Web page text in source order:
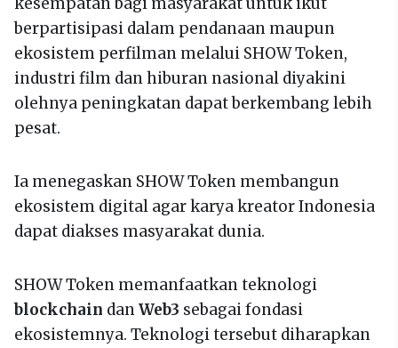
berpartisipasi dalam pendanaan maupun
ekosistem perfilman melalui SHOW Token,
industri film dan hiburan nasional diyakini
olehnya peningkatan dapat berkembang lebih
pesat.
Ia menegaskan SHOW Token membangun
ekosistem digital agar karya kreator Indonesia
dapat diakses masyarakat dunia.
SHOW Token memanfaatkan teknologi
blockchain danWeb3 sebagai fondasi
ekosistemnya. Teknologi tersebut diharapkan